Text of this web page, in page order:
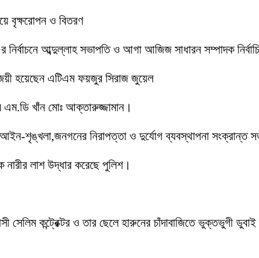
বৃক্ষরোপন ও বিতরণ
নির্বাচনে আব্দুল্লাহ সভাপতি ও আগা আজিজ সাধারন সম্পাদক
হয়েছেন এটিএম ফয়জুর সিরাজ জুয়েল
খাঁন মোঃ আক্তারুজ্জামান।
আইন-শৃঙ্খলা,জনগনের নিরাপত্তা ও দুর্যোগ ব্যবস্থাপনা সংক্রান্ত
লাশ উদ্ধার করেছে পুলিশ।
সেলিম কন্ট্রেক্টর ও তার ছেলে হারুনের চাঁদাবাজিতে ভুক্তভুগী